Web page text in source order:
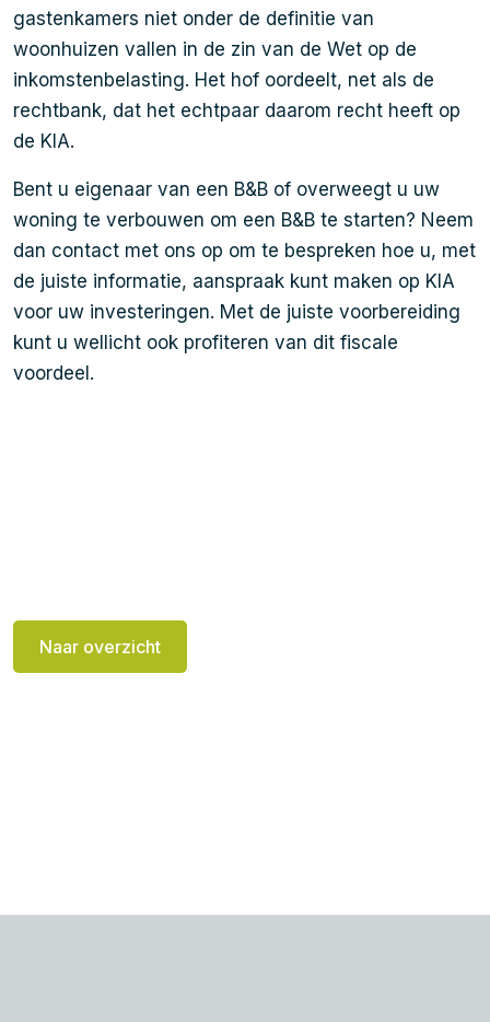
gastenkamers niet onder de definitie van
woonhuizen vallen in de zin van de Wet op de
inkomstenbelasting. Het hof oordeelt, net als de
rechtbank, dat het echtpaar daarom recht heeft op
de KIA.
Bent u eigenaar van een B&B of overweegt u uw
woning te verbouwen om een B&B te starten? Neem
dan contact met ons op om te bespreken hoe u, met
de juiste informatie, aanspraak kunt maken op KIA
voor uw investeringen. Met de juiste voorbereiding
kunt u wellicht ook profiteren van dit fiscale
voordeel.
Naar overzicht